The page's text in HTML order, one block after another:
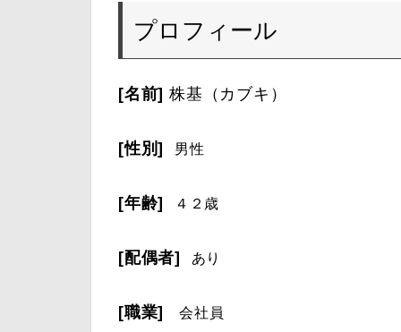
プロフィール
[名前] 株基（カブキ）
[性別] 男性
[年齢] ４２歳
[配偶者] あり
[職業] 会社員